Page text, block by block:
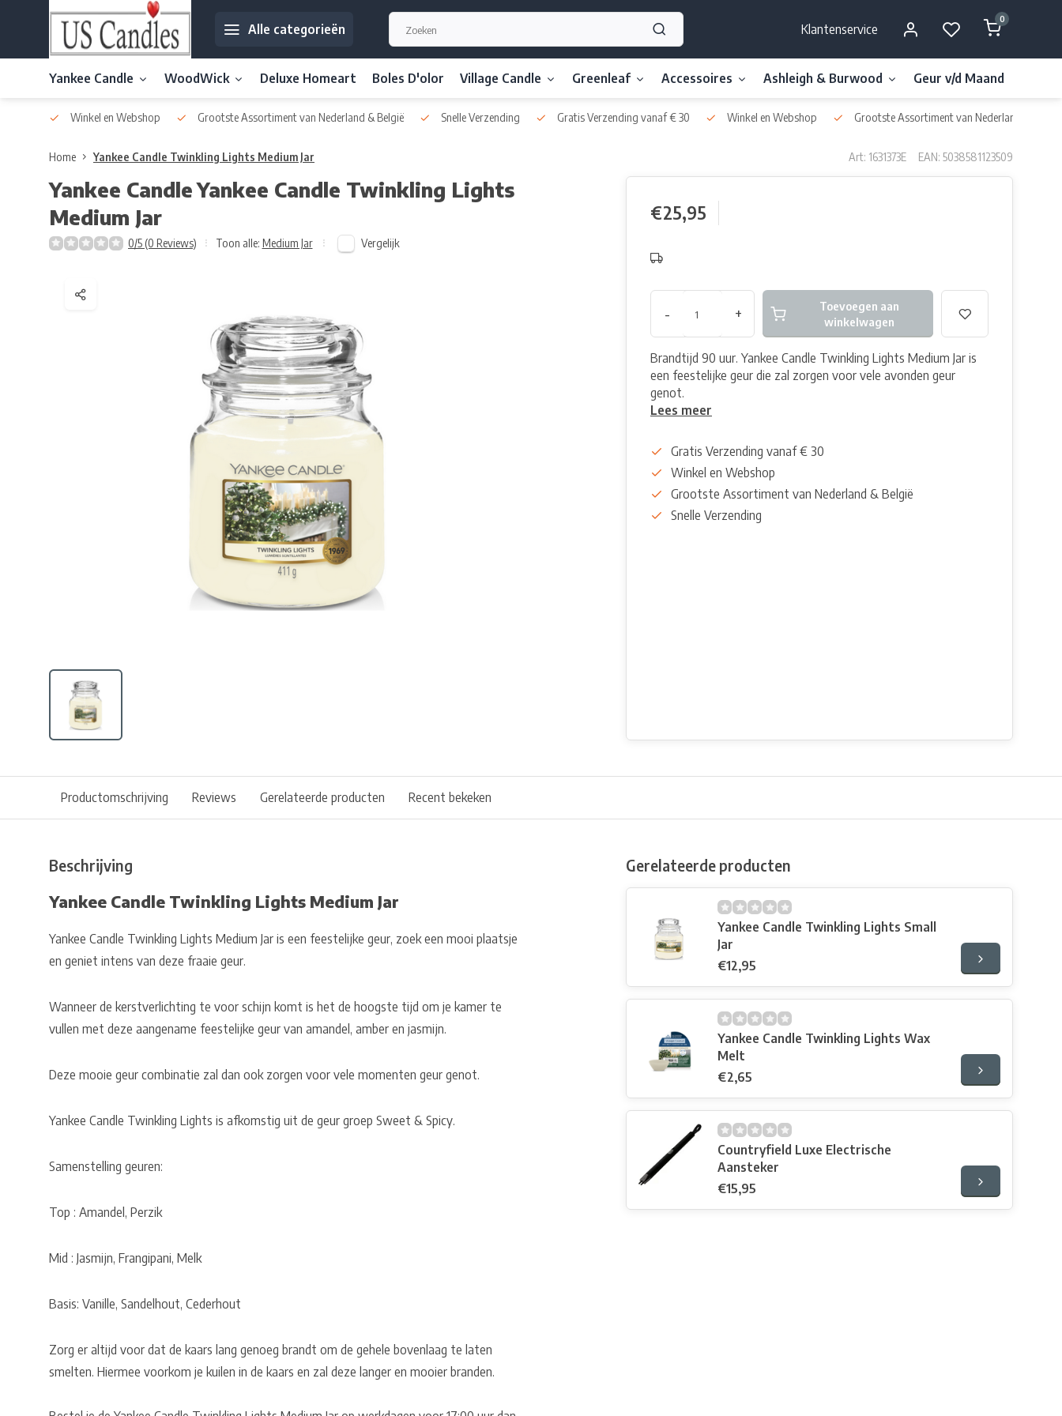
Alle categorieën Klantenservice
0
Yankee Candle WoodWick Deluxe Homeart Boles D'olor Village Candle Greenleaf Accessoires Ashleigh & Burwood Geur v/d Maand
Winkel en Webshop Grootste Assortiment van Nederland & België Snelle Verzending Gratis Verzending vanaf € 30 Winkel en Webshop Grootste Assortiment van Nederland & België
Home Yankee Candle Twinkling Lights Medium Jar Art: 1631373E EAN: 5038581123509
Yankee CandleYankee Candle Twinkling Lights
Medium Jar
0/5 (0 Reviews) Toon alle: Medium Jar Vergelijk
€25,95
- +
Toevoegen aan
winkelwagen
Brandtijd 90 uur. Yankee Candle Twinkling Lights Medium Jar is
een feestelijke geur die zal zorgen voor vele avonden geur
genot.
Lees meer
Gratis Verzending vanaf € 30
Winkel en Webshop
Grootste Assortiment van Nederland & België
Snelle Verzending
Productomschrijving Reviews Gerelateerde producten Recent bekeken
Beschrijving
Yankee Candle Twinkling Lights Medium Jar
Yankee Candle Twinkling Lights Medium Jar is een feestelijke geur, zoek een mooi plaatsje
en geniet intens van deze fraaie geur.
Wanneer de kerstverlichting te voor schijn komt is het de hoogste tijd om je kamer te
vullen met deze aangename feestelijke geur van amandel, amber en jasmijn.
Deze mooie geur combinatie zal dan ook zorgen voor vele momenten geur genot.
Yankee Candle Twinkling Lights is afkomstig uit de geur groep Sweet & Spicy.
Samenstelling geuren:
Top : Amandel, Perzik
Mid : Jasmijn, Frangipani, Melk
Basis: Vanille, Sandelhout, Cederhout
Zorg er altijd voor dat de kaars lang genoeg brandt om de gehele bovenlaag te laten
smelten. Hiermee voorkom je kuilen in de kaars en zal deze langer en mooier branden.
Gerelateerde producten
Yankee Candle Twinkling Lights Small
Jar
€12,95
Yankee Candle Twinkling Lights Wax
Melt
€2,65
Countryfield Luxe Electrische
Aansteker
€15,95